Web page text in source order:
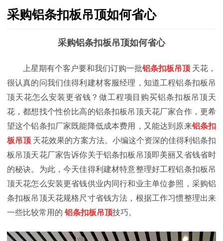
采购铝条扣板吊顶如何省心
采购铝条扣板吊顶如何省心
上星期有个客户要和我们订购一批铝条扣板吊顶 天花，
很认真的问我们佳得利建材客服经理，知道工程铝条扣板吊
顶天花怎么安装更省钱？做工程项目购买铝条扣板吊顶天
花，都想找个性价比高的铝条扣板吊顶天花厂家合作，更希
望这个铝条扣厂家既能降低成本费用，又能达到原来铝条扣
板吊顶 天花效果的方案方法。小编这个资深的佳得利铝条扣
板吊顶天花厂家告诉你关于铝条扣板吊顶即美丽又省钱省时
的秘诀。为此，今天佳得利建材特意整理好工程铝条扣板吊
顶天花怎么安装更省钱供业内同行和业主单位参照，采购铝
条扣板吊顶天花规格尺寸省钱方法，根据工作习惯整理出来
一些比较常用的 铝条扣板吊顶技巧。